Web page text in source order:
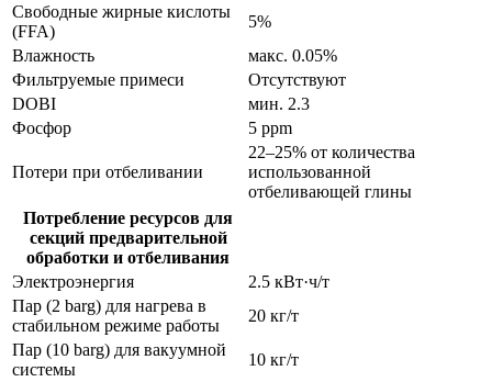
Свободные жирные кислоты
(FFA)
5%
Влажность
макс. 0.05%
Фильтруемые примеси
Отсутствуют
DOBI
мин. 2.3
Фосфор
5 ppm
Потери при отбеливании
22–25% от количества
использованной
отбеливающей глины
Потребление ресурсов для
секций предварительной
обработки и отбеливания
Электроэнергия
2.5 кВт·ч/т
Пар (2 barg) для нагрева в
стабильном режиме работы
20 кг/т
Пар (10 barg) для вакуумной
системы
10 кг/т